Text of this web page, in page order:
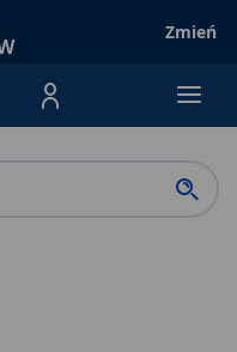
Zmień
Produktów,